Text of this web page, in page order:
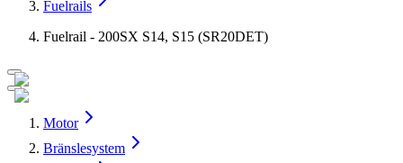
Fuelrails
Fuelrail - 200SX S14, S15 (SR20DET)
Motor
Bränslesystem